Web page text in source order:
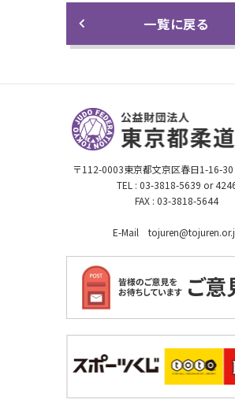
一覧に戻る
〒112-0003東京都文京区春日1-16-
TEL : 03-3818-5639 or
FAX : 03-3818-5644
E-Mail